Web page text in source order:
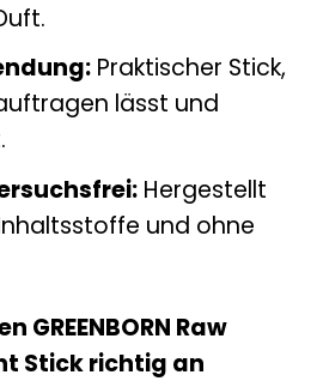
Praktischer Stick,
lässt und
Hergestellt
und ohne
GREENBORN Raw
Stick richtig an